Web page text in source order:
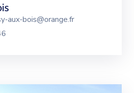
aux-bois@orange.fr